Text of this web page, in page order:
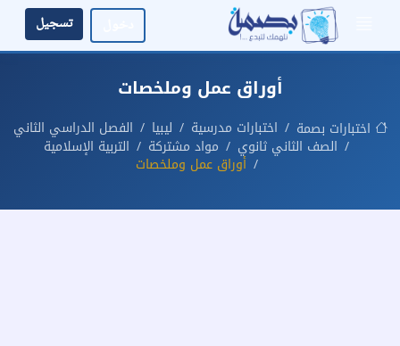
تسجيل
أوراق عمل وملخصات
اختبارات بصمة اختبارات مدرسية ليبيا
الفصل الدراسي الثاني
الصف الثاني ثانوي
مواد مشتركة
التربية الإسلامية
أوراق عمل وملخصات